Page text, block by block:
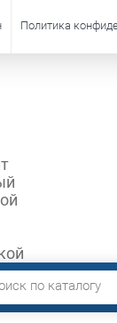
Политика